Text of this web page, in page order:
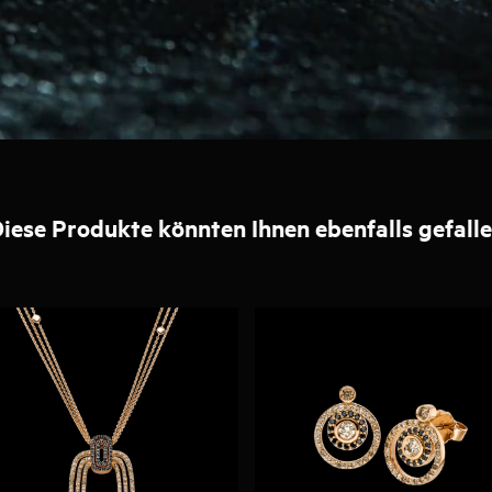
Produkte könnten Ihnen ebenfalls